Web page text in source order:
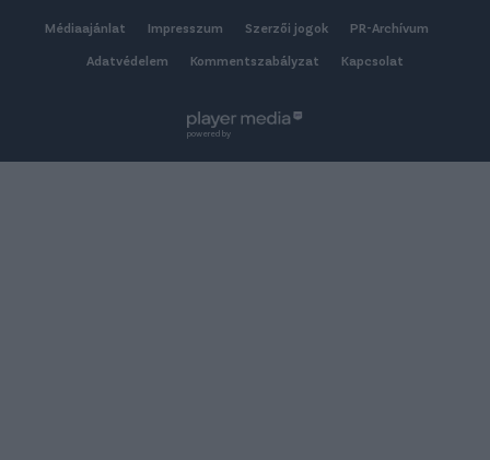
Médiaajánlat Impresszum Szerzői jogok PR-Archívum
Adatvédelem Kommentszabályzat Kapcsolat
powered by